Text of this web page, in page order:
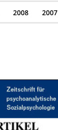
2008 2007